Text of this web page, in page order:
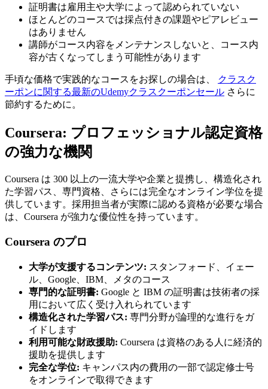
証明書は雇用主や大学によって認められていない
ほとんどのコースでは採点付きの課題やピアレビュー
はありません
講師がコース内容をメンテナンスしないと、コース内
容が古くなってしまう可能性があります
手頃な価格で実践的なコースをお探しの場合は、
クラスク
ーポンに関する最新のUdemyクラスクーポンセール さらに
節約するために。
Coursera: プロフェッショナル認定資格
の強力な機関
Coursera は 300 以上の一流大学や企業と提携し、構造化され
た学習パス、専門資格、さらには完全なオンライン学位を提
供しています。採用担当者が実際に認める資格が必要な場合
は、Coursera が強力な優位性を持っています。
Coursera のプロ
大学が支援するコンテンツ: スタンフォード、イェー
ル、Google、IBM、メタのコース
専門的な証明書: Google と IBM の証明書は技術者の採
用において広く受け入れられています
構造化された学習パス: 専門分野が論理的な進行をガ
イドします
利用可能な財政援助: Coursera は資格のある人に経済的
援助を提供します
完全な学位: キャンパス内の費用の一部で認定修士号
をオンラインで取得できます